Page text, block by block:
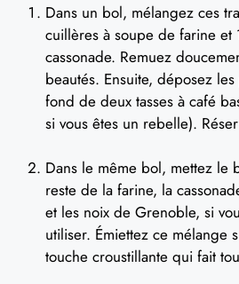
Dans un bol, mélangez ces
cuillères à soupe de farine
cassonade. Remuez
beautés. Ensuite, déposez
fond de deux tasses à café
si vous êtes un rebelle).
Dans le même bol, mettez le
reste de la farine, la
et les noix de Grenoble, si
utiliser. Émiettez ce mélange
touche croustillante qui fait